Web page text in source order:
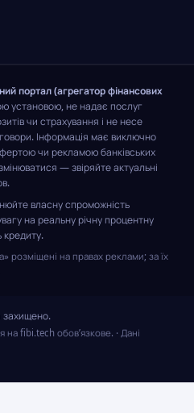
портал (агрегатор фінансових
установою, не надає послуг
чи страхування і не несе
Інформація має виключно
чи рекламою банківських
— звіряйте актуальні
власну спроможність
на реальну річну процентну
кредиту.
розміщені на правах реклами; за їх
захищено.
на fibi.tech обов’язкове. · Дані